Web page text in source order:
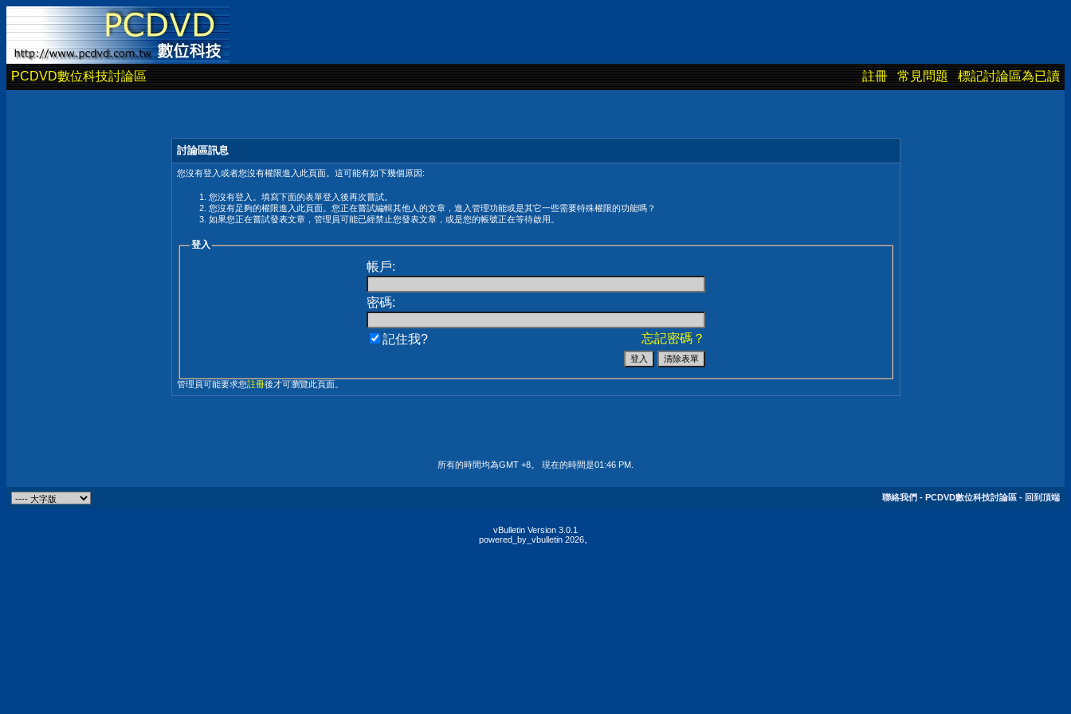
PCDVD數位科技討論區 註冊 常見問題 標記討論區為已讀
討論區訊息
您沒有登入或者您沒有權限進入此頁面。這可能有如下幾個原因:
您沒有登入。填寫下面的表單登入後再次嘗試。
您沒有足夠的權限進入此頁面。您正在嘗試編輯其他人的文章，進入管理功能或是其它一些需要特殊權限的功能嗎？
如果您正在嘗試發表文章，管理員可能已經禁止您發表文章，或是您的帳號正在等待啟用。
登入
帳戶:
密碼:
忘記密碼？
記住我?
管理員可能要求您註冊後才可瀏覽此頁面。
所有的時間均為GMT +8。 現在的時間是01:46 PM
聯絡我們 - PCDVD數位科技討論區 - 回到頂端
vBulletin Version 3.0.1
powered_by_vbulletin 2026。